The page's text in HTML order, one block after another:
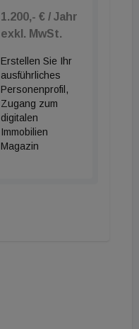
1.200,- € / Jahr
exkl. MwSt.
Erstellen Sie Ihr
ausführliches
Personenprofil,
Zugang zum
digitalen
Immobilien
Magazin